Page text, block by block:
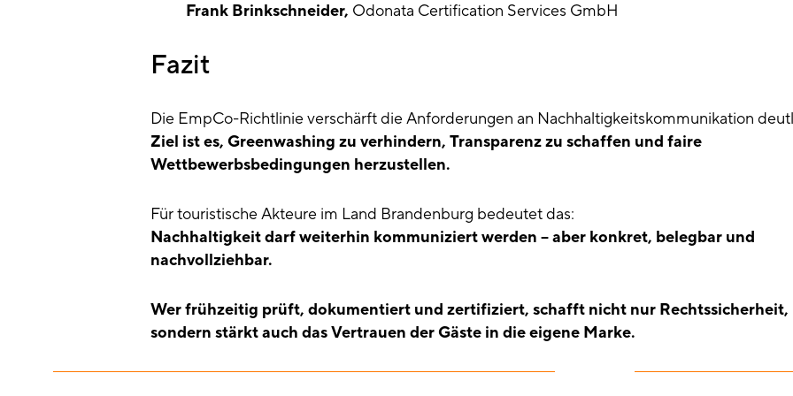
Frank Brinkschneider, Odonata Certification Services GmbH
Fazit
Die EmpCo-Richtlinie verschärft die Anforderungen an Nachhaltigkeitskommunikation
Ziel ist es, Greenwashing zu verhindern, Transparenz zu schaffen und faire
Wettbewerbsbedingungen herzustellen.
Für touristische Akteure im Land Brandenburg bedeutet das:
Nachhaltigkeit darf weiterhin kommuniziert werden – aber konkret, belegbar und
nachvollziehbar.
Wer frühzeitig prüft, dokumentiert und zertifiziert, schafft nicht nur Rechtssicherheit,
sondern stärkt auch das Vertrauen der Gäste in die eigene Marke.